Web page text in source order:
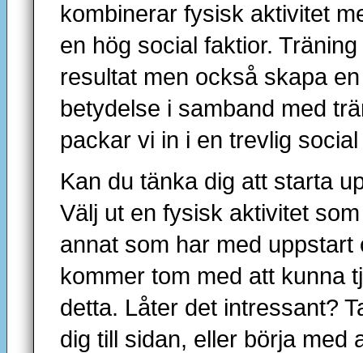
kombinerar fysisk aktivitet
en hög social faktior.
resultat men också skapa
betydelse i samband med
packar vi in i en trevlig
Kan du tänka dig att starta
Välj ut en fysisk aktivitet
annat som har med
kommer tom med att kunna
detta. Låter det intressant?
dig till sidan, eller börja med